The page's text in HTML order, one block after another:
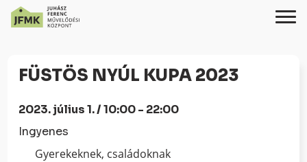
Content
navigációhoz
FÜSTÖS NYÚL KUPA 2023
2023. július 1. / 10:00 - 22:00
Ingyenes
Gyerekeknek, családoknak